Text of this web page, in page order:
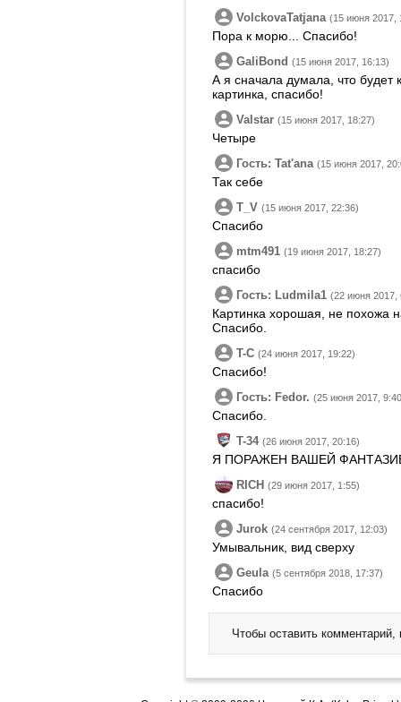
VolckovaTatjana (15 июня 2017,
Пора к морю... Спасибо!
GaliBond (15 июня 2017, 16:13)
А я сначала думала, что будет
картинка, спасибо!
Valstar (15 июня 2017, 18:27)
Четыре
Гость: Tatʹana (15 июня 2017,
Так себе
T_V (15 июня 2017, 22:36)
Спасибо
mtm491 (19 июня 2017, 18:27)
спасибо
Гость: Ludmila1 (22 июня 2017,
Картинка хорошая, не похожа
Спасибо.
T-C (24 июня 2017, 19:22)
Спасибо!
Гость: Fedor. (25 июня 2017,
Спасибо.
T-34 (26 июня 2017, 20:16)
Я ПОРАЖЕН ВАШЕЙ
RICH (29 июня 2017, 1:55)
спасибо!
Jurok (24 сентября 2017, 12:03)
Умывальник, вид сверху
Geula (5 сентября 2018, 17:37)
Спасибо
Чтобы оставить